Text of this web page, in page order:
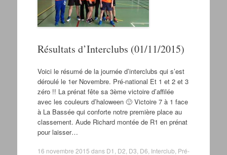
Résultats d’Interclubs (01/11/2015)
Voici le résumé de la journée d’interclubs qui s’est
déroulé le 1er Novembre. Pré-national Et 1 et 2 et 3
zéro !! La prénat fête sa 3ème victoire d’affilée
avec les couleurs d’haloween 🙂 Victoire 7 à 1 face
à La Bassée qui conforte notre première place au
classement. Aude Richard montée de R1 en prénat
pour laisser…
16 novembre 2015 dans D1 D2 D3 D6 Interclub Pré-